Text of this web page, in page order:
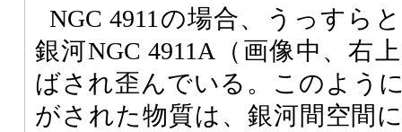
NGC 4911の場合、うっすら
銀河NGC 4911A（画像中、右
ばされ歪んでいる。このよう
がされた物質は、銀河間空間